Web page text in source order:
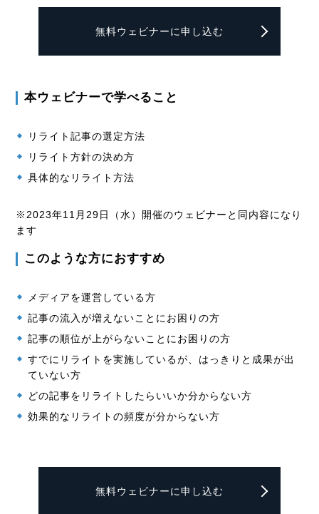
無料ウェビナーに申し込む
本ウェビナーで学べること
リライト記事の選定方法
リライト方針の決め方
具体的なリライト方法
※2023年11月29日（水）開催のウェビナーと同内容になり
ます
このような方におすすめ
メディアを運営している方
記事の流入が増えないことにお困りの方
記事の順位が上がらないことにお困りの方
すでにリライトを実施しているが、はっきりと成果が出
ていない方
どの記事をリライトしたらいいか分からない方
効果的なリライトの頻度が分からない方
無料ウェビナーに申し込む